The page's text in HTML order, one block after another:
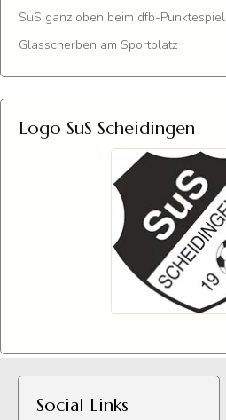
SuS ganz oben beim dfb-Punktespiel
Glasscherben am Sportplatz
Logo SuS Scheidingen
Social Links